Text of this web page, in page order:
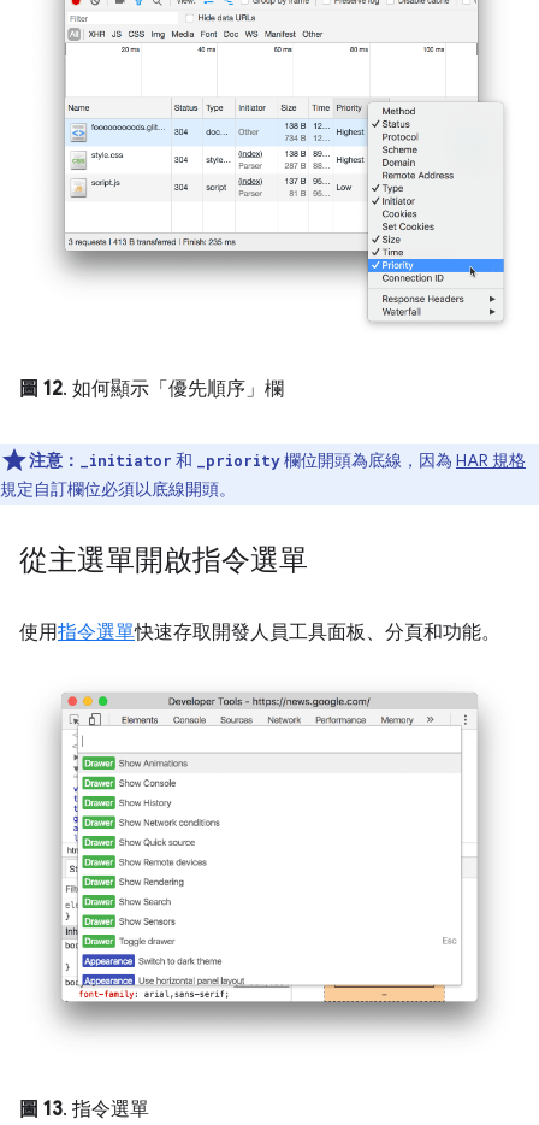
圖 12. 如何顯示「優先順序」 欄
注意： _initiator 和 _priority欄位開頭為底線，因為 HAR 規格
規定自訂欄位必須以底線開頭。
從主選單開啟指令選單
使用指令選單快速存取開發人員工具面板、分頁和功能。
圖 13. 指令選單